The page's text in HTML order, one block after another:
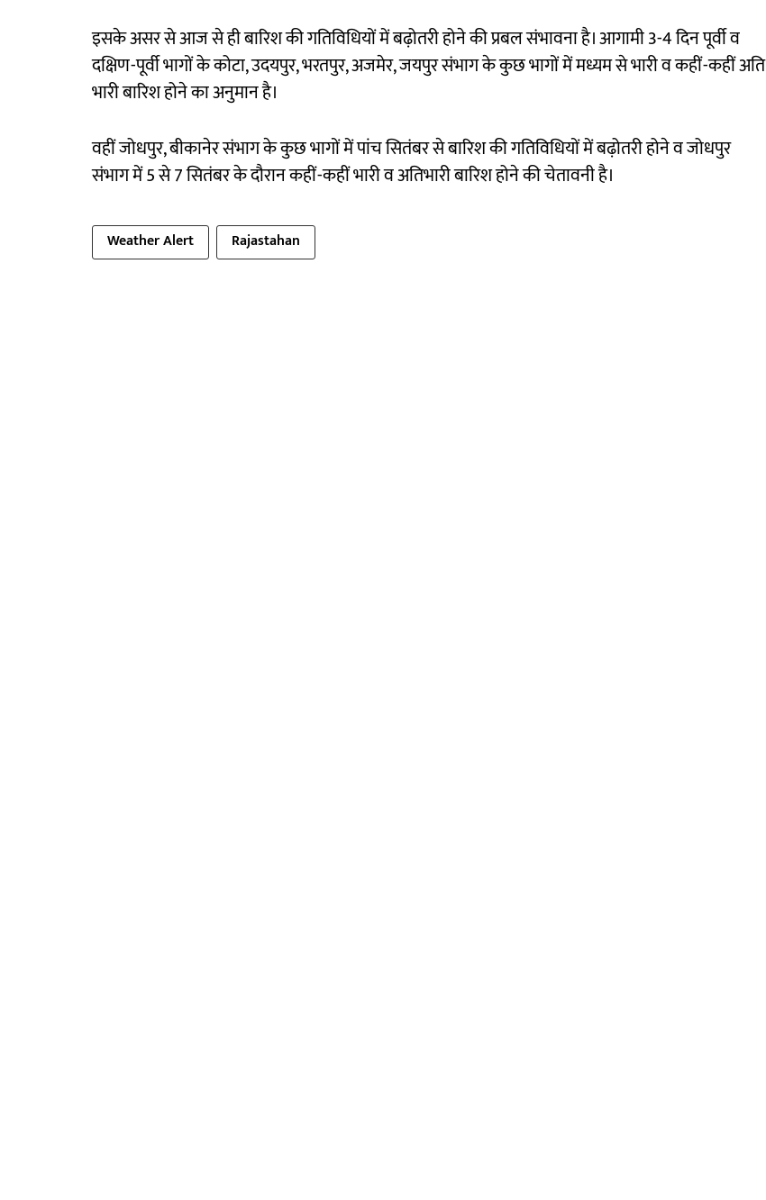
इसके असर से आज से ही बारिश की गतिविधियों में बढ़ोतरी होने की प्रबल संभावना है। आगामी 3-4 दिन पूर्वी व
दक्षिण-पूर्वी भागों के कोटा, उदयपुर, भरतपुर, अजमेर, जयपुर संभाग के कुछ भागों में मध्यम से भारी व कहीं-कहीं अति
भारी बारिश होने का अनुमान है।
वहीं जोधपुर, बीकानेर संभाग के कुछ भागों में पांच सितंबर से बारिश की गतिविधियों में बढ़ोतरी होने व जोधपुर
संभाग में 5 से 7 सितंबर के दौरान कहीं-कहीं भारी व अतिभारी बारिश होने की चेतावनी है।
Weather Alert Rajastahan